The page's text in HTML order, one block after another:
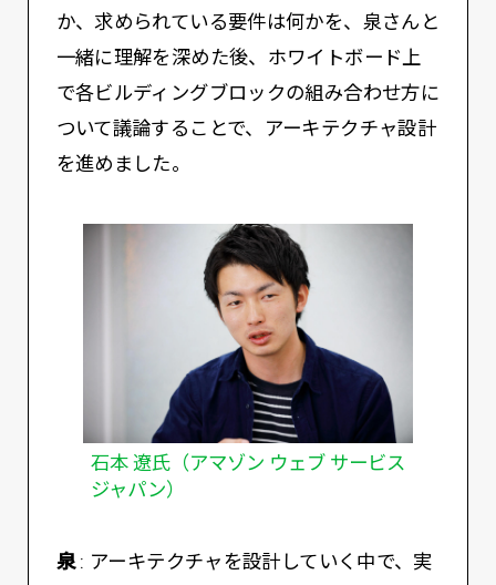
か、求められている要件は何かを、泉さんと
一緒に理解を深めた後、ホワイトボード上
で各ビルディングブロックの組み合わせ方に
ついて議論することで、アーキテクチャ設計
を進めました。
石本 遼氏（アマゾン ウェブ サービス
ジャパン）
泉 : アーキテクチャを設計していく中で、実